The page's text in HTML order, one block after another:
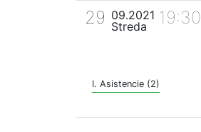
29 09.2021
Streda
19:30
I. Asistencie (2)